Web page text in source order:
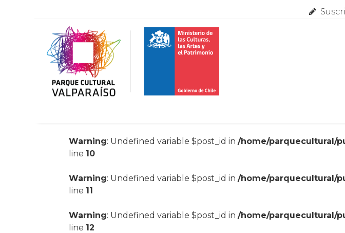
Warning: Undefined variable $post_id in/home/parquecultural/
line 10
Warning: Undefined variable $post_id in/home/parquecultural/
line 11
Warning: Undefined variable $post_id in/home/parquecultural/
line 12